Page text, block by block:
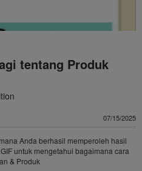
tentang Produk
07/15/2025
Anda berhasil memperoleh hasil
untuk mengetahui bagaimana cara
& Produk